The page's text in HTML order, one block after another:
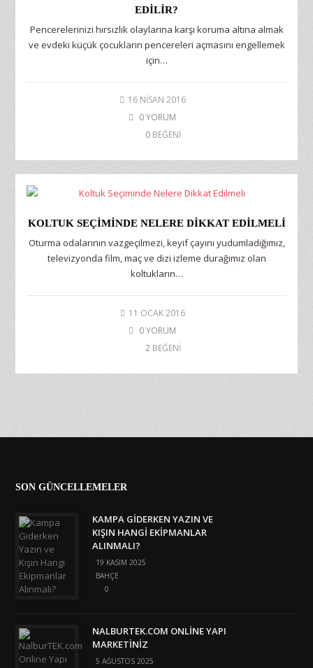
EDILIR?
Pencerelerinizi hırsızlık olaylarına karşı koruma altına almak
ve evdeki küçük çocukların pencereleri açmasını engellemek
için…
16 NISAN 2016
0 YORUM
0BEĞENİ
KOLTUK SEÇIMINDE NELERE DIKKAT EDILMELI
Oturma odalarının vazgeçilmezi, keyif çayını yudumladığımız,
televizyonda film, maç ve dizi izleme durağımız olan
koltukların…
11 OCAK 2016
0 YORUM
2BEĞENİ
SON GÜNCELLEMELER
KAMPA GIDERKEN YAZIN VE
KIŞIN HANGI EKIPMANLAR
ALINMALI?
19 KASIM 2025
BAHÇE
0
NALBURTEK.COM ONLINE YAPI
MARKETINIZ
5 AĞUSTOS 2025